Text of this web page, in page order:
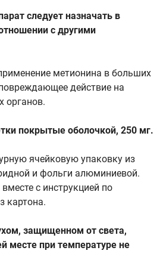
следует назначать в
с другими
метионина в больших
действие на
органов.
покрытые оболочкой, 250 мг.
ячейковую упаковку из
и фольги алюминиевой.
с инструкцией по
картона.
защищенном от света,
месте при температуре не